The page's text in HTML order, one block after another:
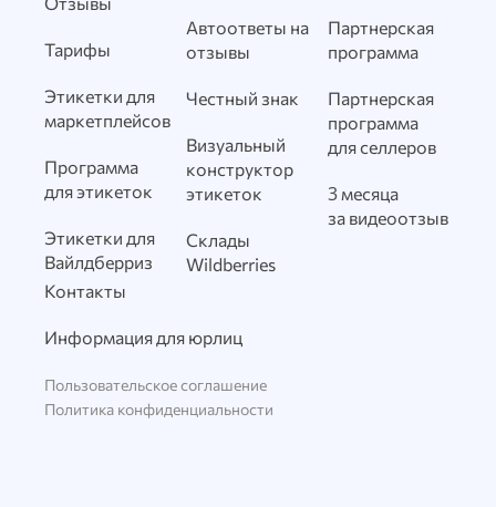
Тарифы
Этикетки для
маркетплейсов
Программа
для этикеток
Этикетки для
Вайлдберриз
Автоответы на
отзывы
Честный знак
Визуальный
конструктор
этикеток
Склады
Wildberries
Партнерская
программа
Партнерская
программа
для селлеров
3 месяца
за видеоотзыв
Контакты
Информация для юрлиц
Пользовательское соглашение
Политика конфиденциальности